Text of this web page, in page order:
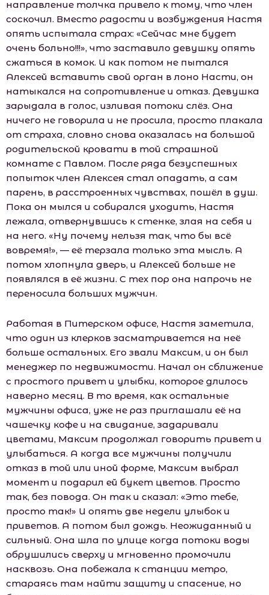
направление толчка привело к тому, что член
соскочил. Вместо радости и возбуждения Настя
опять испытала страх: «Сейчас мне будет
очень больно!!!», что заставило девушку опять
сжаться в комок. И как потом не пытался
Алексей вставить свой орган в лоно Насти, он
натыкался на сопротивление и отказ. Девушка
зарыдала в голос, изливая потоки слёз. Она
ничего не говорила и не просила, просто плакала
от страха, словно снова оказалась на большой
родительской кровати в той страшной
комнате с Павлом. После ряда безуспешных
попыток член Алексея стал опадать, а сам
парень, в расстроенных чувствах, пошёл в душ.
Пока он мылся и собирался уходить, Настя
лежала, отвернувшись к стенке, злая на себя и
на него. «Ну почему нельзя так, что бы всё
вовремя!», — её терзала только эта мысль. А
потом хлопнула дверь, и Алексей больше не
появлялся в её жизни. С тех пор она напрочь не
переносила больших мужчин.
Работая в Питерском офисе, Настя заметила,
что один из клерков засматривается на неё
больше остальных. Его звали Максим, и он был
менеджер по недвижимости. Начал он сближение
с простого привет и улыбки, которое длилось
наверно месяц. В то время, как остальные
мужчины офиса, уже не раз приглашали её на
чашечку кофе и на свидание, задаривали
цветами, Максим продолжал говорить привет и
улыбаться. А когда все мужчины получили
отказ в той или иной форме, Максим выбрал
момент и подарил ей букет цветов. Просто
так, без повода. Он так и сказал: «Это тебе,
просто так!» И опять две недели улыбок и
приветов. А потом был дождь. Неожиданный и
сильный. Она шла по улице когда потоки воды
обрушились сверху и мгновенно промочили
насквозь. Она побежала к станции метро,
стараясь там найти защиту и спасение, но